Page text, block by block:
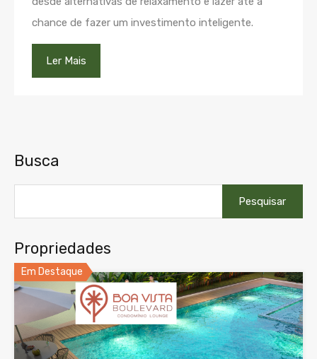
chance de fazer um investimento inteligente.
Ler Mais
Busca
por:
Propriedades
Em Destaque